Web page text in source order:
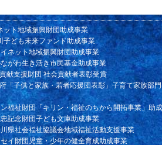
ト地域振興財団助成事業
ども未来ファンド助成事業
ネット地域振興財団助成事業
がわ生き活き市民基金助成事業
献支援財団 社会貢献者表彰受賞
子供と家族・若者応援団表彰」子育て家族部
福祉財団「キリン・福祉のちから開拓事業」助
記念財団子ども文庫助成事業
県社会福祉協議会地域福祉活動支援事業
イ財団児童・少年の健全育成助成事業